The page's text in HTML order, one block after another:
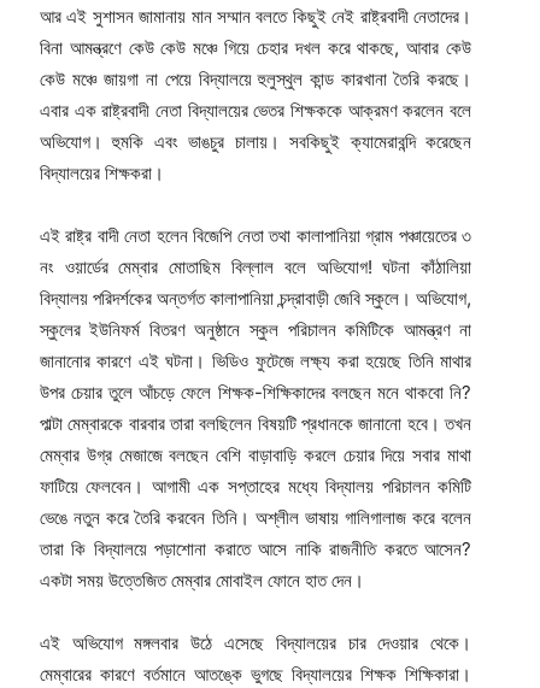
আর এই সুশাসন জামানায় মান সম্মান বলতে কিছুই নেই রাষ্ট্রবাদী নেতাদের।
বিনা আমন্ত্রণে কেউ কেউ মঞ্চে গিয়ে চেহার দখল করে থাকছে, আবার কেউ
কেউ মঞ্চে জায়গা না পেয়ে বিদ্যালয়ে হুলুস্থুল কান্ড কারখানা তৈরি করছে।
এবার এক রাষ্ট্রবাদী নেতা বিদ্যালয়ের ভেতর শিক্ষককে আক্রমণ করলেন বলে
অভিযোগ। হুমকি এবং ভাঙচুর চালায়। সবকিছুই ক্যামেরাবন্দি করেছেন
বিদ্যালয়ের শিক্ষকরা।
এই রাষ্ট্র বাদী নেতা হলেন বিজেপি নেতা তথা কালাপানিয়া গ্রাম পঞ্চায়েতের ৩
নং ওয়ার্ডের মেম্বার মোতাছিম বিল্লাল বলে অভিযোগ! ঘটনা কাঁঠালিয়া
বিদ্যালয় পরিদর্শকের অন্তর্গত কালাপানিয়া চন্দ্রাবাড়ী জেবি স্কুলে। অভিযোগ,
স্কুলের ইউনিফর্ম বিতরণ অনুষ্ঠানে স্কুল পরিচালন কমিটিকে আমন্ত্রণ না
জানানোর কারণে এই ঘটনা। ভিডিও ফুটেজে লক্ষ্য করা হয়েছে তিনি মাথার
উপর চেয়ার তুলে আঁচড়ে ফেলে শিক্ষক-শিক্ষিকাদের বলছেন মনে থাকবো নি?
পাল্টা মেম্বারকে বারবার তারা বলছিলেন বিষয়টি প্রধানকে জানানো হবে। তখন
মেম্বার উগ্র মেজাজে বলছেন বেশি বাড়াবাড়ি করলে চেয়ার দিয়ে সবার মাথা
ফাটিয়ে ফেলবেন। আগামী এক সপ্তাহের মধ্যে বিদ্যালয় পরিচালন কমিটি
ভেঙে নতুন করে তৈরি করবেন তিনি। অশ্লীল ভাষায় গালিগালাজ করে বলেন
তারা কি বিদ্যালয়ে পড়াশোনা করাতে আসে নাকি রাজনীতি করতে আসেন?
একটা সময় উত্তেজিত মেম্বার মোবাইল ফোনে হাত দেন।
এই অভিযোগ মঙ্গলবার উঠে এসেছে বিদ্যালয়ের চার দেওয়ার থেকে।
মেম্বারের কারণে বর্তমানে আতঙ্কে ভুগছে বিদ্যালয়ের শিক্ষক শিক্ষিকারা।